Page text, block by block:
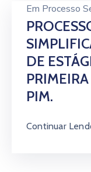
Em Processo
DE
PIM.
Continuar